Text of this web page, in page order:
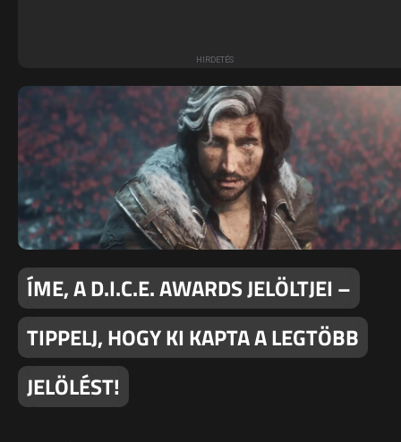
ÍME, A D.I.C.E. AWARDS JELÖLTJEI –
TIPPELJ, HOGY KI KAPTA A LEGTÖBB
JELÖLÉST!